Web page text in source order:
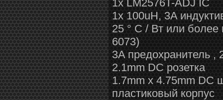
1x LM2576T-ADJ IC
1x 100uH, 3A
25 ° C / Вт или
6073)
3A предохранитель
2.1mm DC розетка
1.7mm х 4.75mm DC
пластиковый корпус